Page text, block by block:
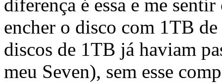
diferença é essa e me
encher o disco com 1TB
discos de 1TB já haviam
meu Seven), sem esse